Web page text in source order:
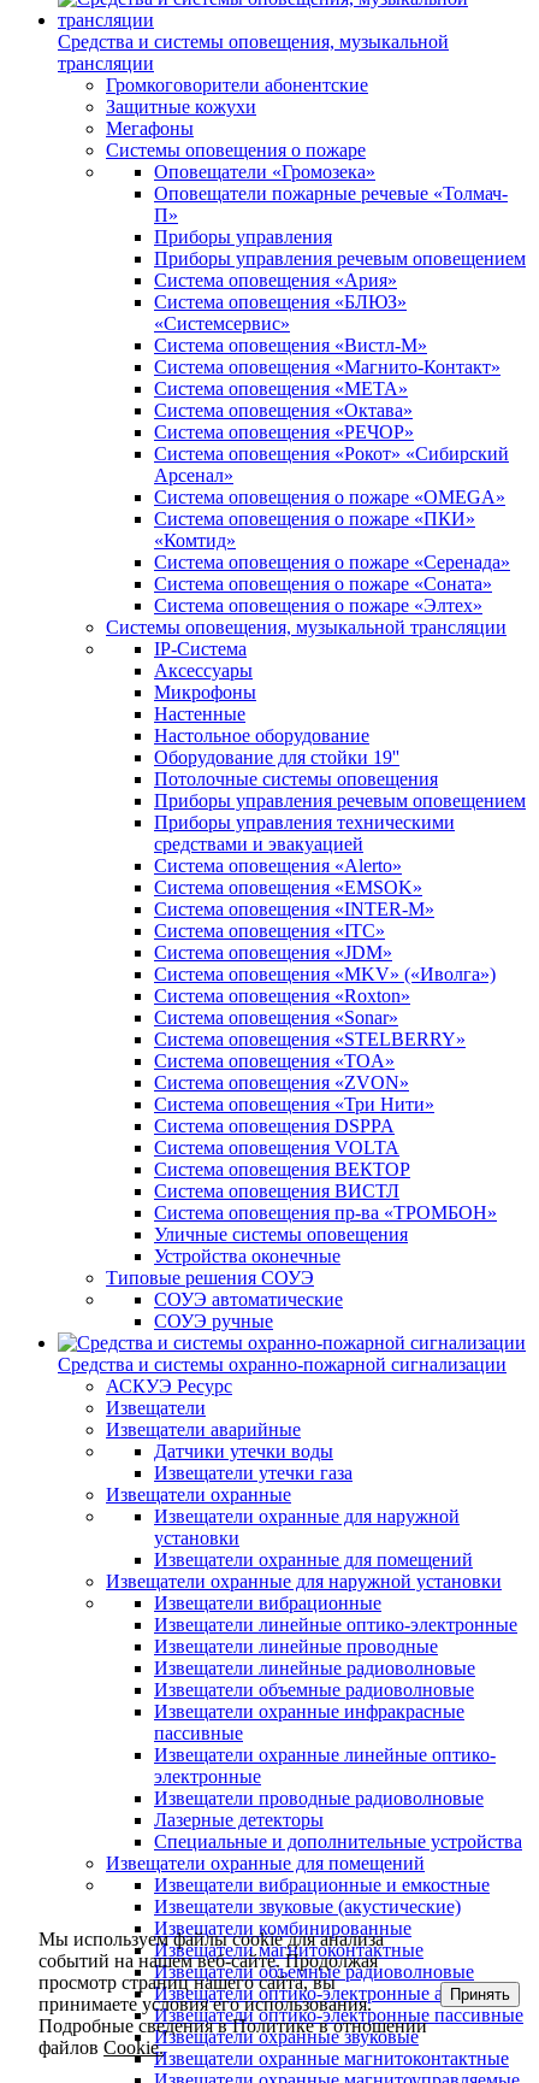
Средства и системы оповещения, музыкальной
трансляции
Громкоговорители абонентские
Защитные кожухи
Мегафоны
Системы оповещения о пожаре
Оповещатели «Громозека»
Оповещатели пожарные речевые «Толмач-
П»
Приборы управления
Приборы управления речевым оповещением
Система оповещения «Ария»
Система оповещения «БЛЮЗ»
«Системсервис»
Система оповещения «Вистл-М»
Система оповещения «Магнито-Контакт»
Система оповещения «МЕТА»
Система оповещения «Октава»
Система оповещения «РЕЧОР»
Система оповещения «Рокот» «Сибирский
Арсенал»
Система оповещения о пожаре «OMEGA»
Система оповещения о пожаре «ПКИ»
«Комтид»
Система оповещения о пожаре «Серенада»
Система оповещения о пожаре «Соната»
Система оповещения о пожаре «Элтех»
Системы оповещения, музыкальной трансляции
IP-Система
Аксессуары
Микрофоны
Настенные
Настольное оборудование
Оборудование для стойки 19''
Потолочные системы оповещения
Приборы управления речевым оповещением
Приборы управления техническими
средствами и эвакуацией
Система оповещения «Alerto»
Система оповещения «EMSOK»
Система оповещения «INTER-M»
Система оповещения «ITC»
Система оповещения «JDM»
Система оповещения «MKV» («Иволга»)
Система оповещения «Roxton»
Система оповещения «Sonar»
Система оповещения «STELBERRY»
Система оповещения «TOA»
Система оповещения «ZVON»
Система оповещения «Три Нити»
Система оповещения DSPPA
Система оповещения VOLTA
Система оповещения ВЕКТОР
Система оповещения ВИСТЛ
Система оповещения пр-ва «ТРОМБОН»
Уличные системы оповещения
Устройства оконечные
Типовые решения СОУЭ
СОУЭ автоматические
СОУЭ ручные
Средства и системы охранно-пожарной сигнализации
АСКУЭ Ресурс
Извещатели
Извещатели аварийные
Датчики утечки воды
Извещатели утечки газа
Извещатели охранные
Извещатели охранные для наружной
установки
Извещатели охранные для помещений
Извещатели охранные для наружной установки
Извещатели вибрационные
Извещатели линейные оптико-электронные
Извещатели линейные проводные
Извещатели линейные радиоволновые
Извещатели объемные радиоволновые
Извещатели охранные инфракрасные
пассивные
Извещатели охранные линейные оптико-
электронные
Извещатели проводные радиоволновые
Лазерные детекторы
Специальные и дополнительные устройства
Извещатели охранные для помещений
Извещатели вибрационные и емкостные
Извещатели звуковые (акустические)
Извещатели комбинированные
Извещатели магнитоконтактные
Извещатели объемные радиоволновые
Извещатели оптико-электронные активные
Извещатели оптико-электронные пассивные
Извещатели охранные звуковые
Извещатели охранные магнитоконтактные
Мы используем файлы cookie для анализа
событий на нашем веб-сайте. Продолжая
просмотр страниц нашего сайта, вы
принимаете условия его использования.
Подробные сведения в Политике в отношении
файловCookie.
Принять